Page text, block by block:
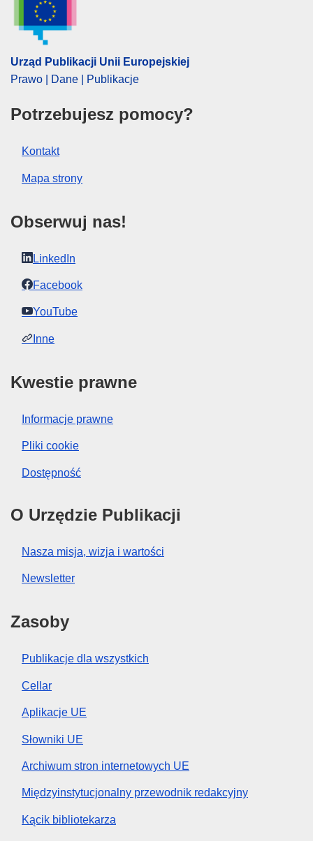
Urząd Publikacji Unii Europejskiej
Prawo | Dane | Publikacje
Potrzebujesz pomocy?
Kontakt
Mapa strony
Obserwuj nas!
LinkedIn
Facebook
YouTube
Inne
Kwestie prawne
Informacje prawne
Pliki cookie
Dostępność
O Urzędzie Publikacji
Nasza misja, wizja i wartości
Newsletter
Zasoby
Publikacje dla wszystkich
Cellar
Aplikacje UE
Słowniki UE
Archiwum stron internetowych UE
Międzyinstytucjonalny przewodnik redakcyjny
Kącik bibliotekarza